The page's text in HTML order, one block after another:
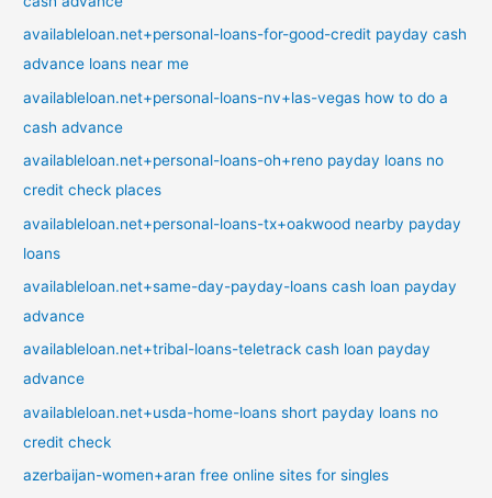
availableloan.net+personal-loans-for-good-credit payday cash
advance loans near me
availableloan.net+personal-loans-nv+las-vegas how to do a
cash advance
availableloan.net+personal-loans-oh+reno payday loans no
credit check places
availableloan.net+personal-loans-tx+oakwood nearby payday
loans
availableloan.net+same-day-payday-loans cash loan payday
advance
availableloan.net+tribal-loans-teletrack cash loan payday
advance
availableloan.net+usda-home-loans short payday loans no
credit check
azerbaijan-women+aran free online sites for singles